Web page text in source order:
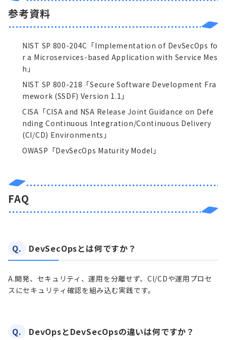
参考資料
NIST SP 800-204C「Implementation of DevSecOps fo
r a Microservices-based Application with Service Mes
h」
NIST SP 800-218「Secure Software Development Fra
mework (SSDF) Version 1.1」
CISA「CISA and NSA Release Joint Guidance on Defe
nding Continuous Integration/Continuous Delivery
(CI/CD) Environments」
OWASP「DevSecOps Maturity Model」
FAQ
Q. DevSecOpsとは何ですか？
A.開発、セキュリティ、運用を分離せず、CI/CDや運用プロセ
スにセキュリティ確認を組み込む実践です。
Q. DevOpsとDevSecOpsの違いは何ですか？